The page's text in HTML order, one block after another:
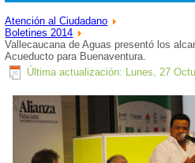
Atención al Ciudadano
Boletines 2014
Vallecaucana de Aguas presentó los
Acueducto para Buenaventura.
Última actualización: Lunes, 27